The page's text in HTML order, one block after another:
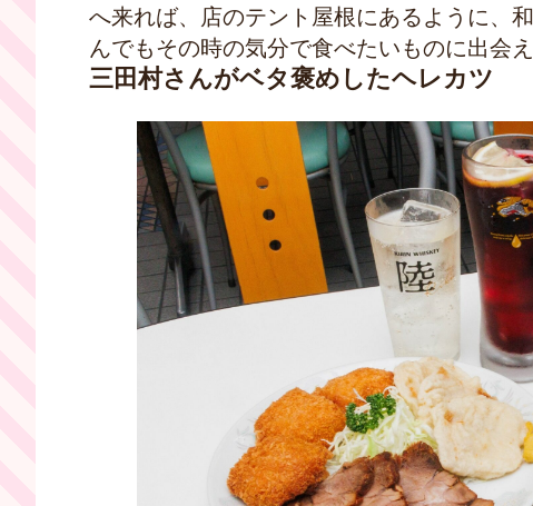
へ来れば、店のテント屋根にあるように、
んでもその時の気分で食べたいものに出会
三田村さんがベタ褒めしたヘレカツ